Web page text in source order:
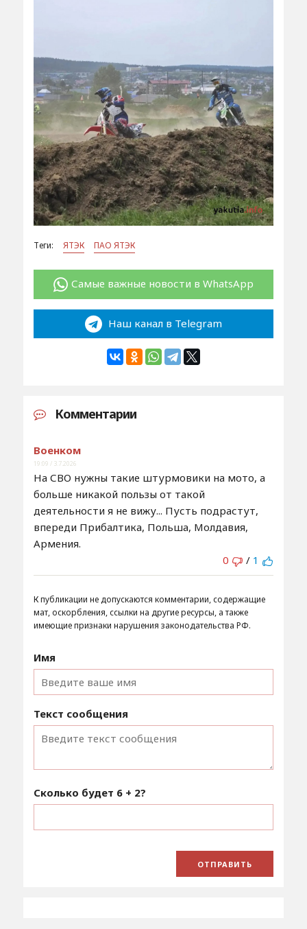
Теги: ЯТЭК ПАО ЯТЭК
Самые важные новости в WhatsApp
Наш канал в Telegram
Комментарии
Военком
19:09 / 3.7.2026
На СВО нужны такие штурмовики на мото, а
больше никакой пользы от такой
деятельности я не вижу... Пусть подрастут,
впереди Прибалтика, Польша, Молдавия,
Армения.
0
/ 1
К публикации не допускаются комментарии, содержащие
мат, оскорбления, ссылки на другие ресурсы, а также
имеющие признаки нарушения законодательства РФ.
Имя
Текст сообщения
Сколько будет 6 + 2?